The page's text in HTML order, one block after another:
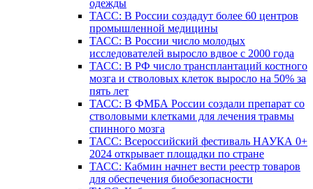
одежды
ТАСС: В России создадут более 60 центров
промышленной медицины
ТАСС: В России число молодых
исследователей выросло вдвое с 2000 года
ТАСС: В РФ число трансплантаций костного
мозга и стволовых клеток выросло на 50% за
пять лет
ТАСС: В ФМБА России создали препарат со
стволовыми клетками для лечения травмы
спинного мозга
ТАСС: Всероссийский фестиваль НАУКА 0+
2024 открывает площадки по стране
ТАСС: Кабмин начнет вести реестр товаров
для обеспечения биобезопасности